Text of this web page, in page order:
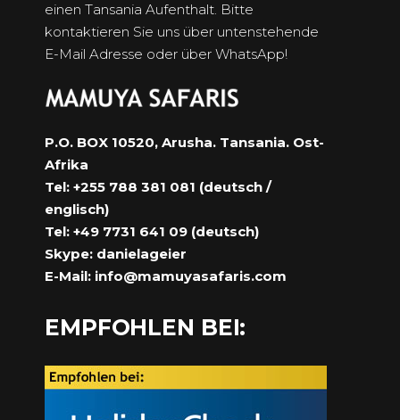
einen Tansania Aufenthalt. Bitte
kontaktieren Sie uns über untenstehende
E-Mail Adresse oder über WhatsApp!
P.O. BOX 10520, Arusha. Tansania. Ost-
Afrika
Tel: +255 788 381 081 (deutsch /
englisch)
Tel: +49 7731 641 09 (deutsch)
Skype: danielageier
E-Mail: info@mamuyasafaris.com
EMPFOHLEN BEI: